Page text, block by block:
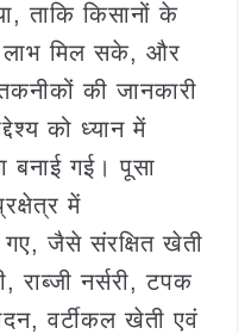
ताकि किसानों के
लाभ मिल सके, और
की जानकारी
को ध्यान में
गई। पूसा
में
जैसे संरक्षित खेती
राब्जी नर्सरी, टपक
वर्टीकल खेती एवं